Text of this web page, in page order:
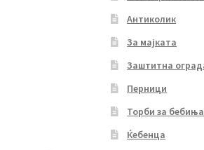
Антиколик
За мајката
Заштитна
Перници
Торби за бебиња
Ќебенца